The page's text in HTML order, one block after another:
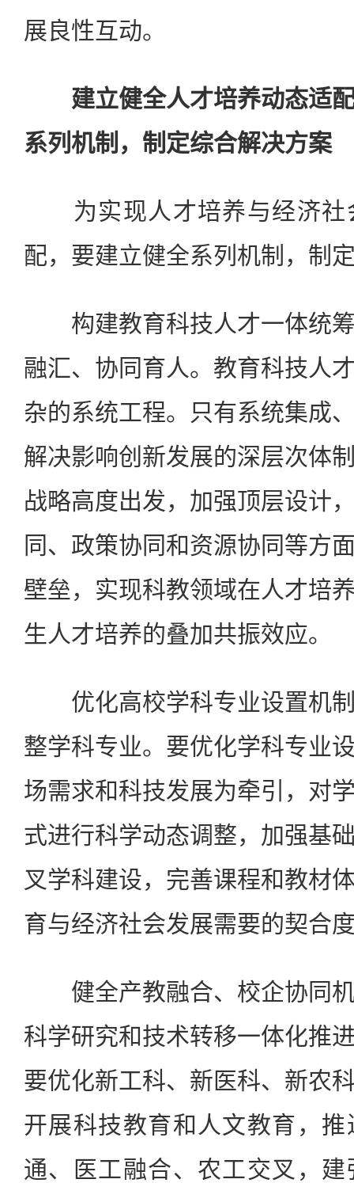
展良性互动。
建立健全人才培养动态适
系列机制，制定综合解决方案
为实现人才培养与经济社
配，要建立健全系列机制，制
构建教育科技人才一体统筹
融汇、协同育人。教育科技人
杂的系统工程。只有系统集成
解决影响创新发展的深层次体
战略高度出发，加强顶层设计
同、政策协同和资源协同等方
壁垒，实现科教领域在人才培
生人才培养的叠加共振效应。
优化高校学科专业设置机制
整学科专业。要优化学科专业
场需求和科技发展为牵引，对
式进行科学动态调整，加强基
叉学科建设，完善课程和教材
育与经济社会发展需要的契合
健全产教融合、校企协同机
科学研究和技术转移一体化推
要优化新工科、新医科、新农
开展科技教育和人文教育，
通、医工融合、农工交叉，